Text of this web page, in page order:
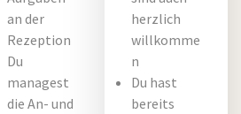
an der
Rezeption
Du
managest
die An- und
herzlich
willkomme
n
Du hast
bereits